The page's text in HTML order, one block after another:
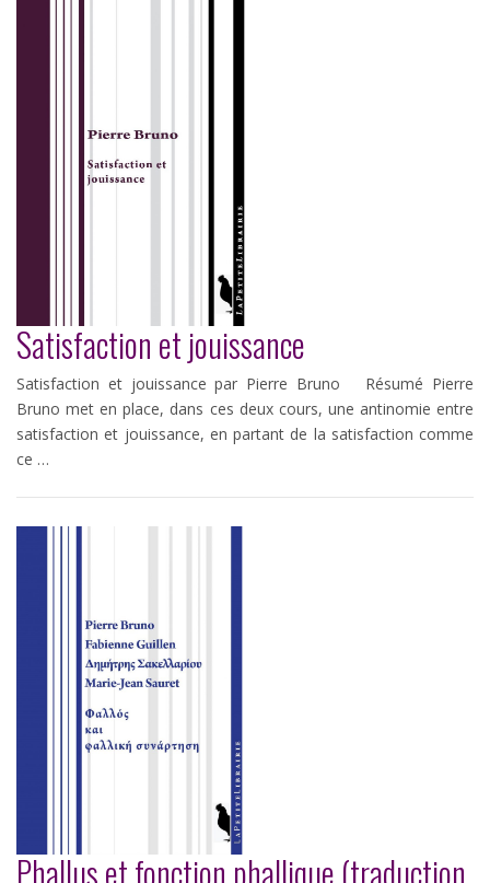
Satisfaction et jouissance
Satisfaction et jouissance par Pierre Bruno Résumé Pierre
Bruno met en place, dans ces deux cours, une antinomie entre
satisfaction et jouissance, en partant de la satisfaction comme
ce …
Phallus et fonction phallique (traduction